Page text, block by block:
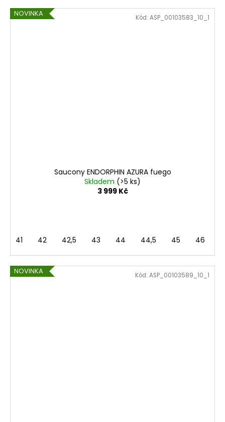
NOVINKA
Saucony ENDORPHIN AZURA fuego
Skladem (>5 ks)
3 999 Kč
41 42 42,5 43 44 44,5 45 46
Kód: ASP_00103583_10_1
NOVINKA Kód: ASP_00103589_10_1